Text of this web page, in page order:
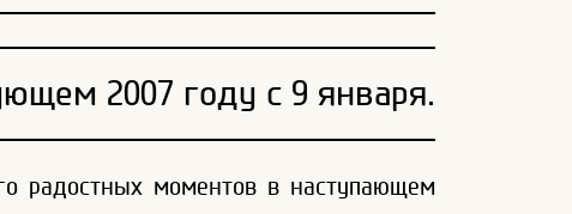
2007 году с 9 января.
радостных моментов в наступающем